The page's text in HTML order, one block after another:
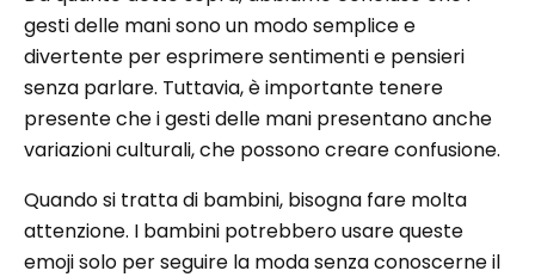
gesti delle mani sono un modo semplice e
divertente per esprimere sentimenti e pensieri
senza parlare. Tuttavia, è importante tenere
presente che i gesti delle mani presentano anche
variazioni culturali, che possono creare confusione.
Quando si tratta di bambini, bisogna fare molta
attenzione. I bambini potrebbero usare queste
emoji solo per seguire la moda senza conoscerne il